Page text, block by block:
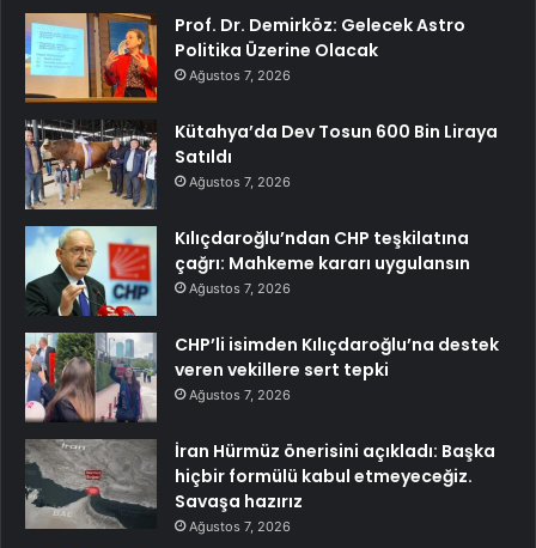
Prof. Dr. Demirköz: Gelecek Astro
Politika Üzerine Olacak
Ağustos 7, 2026
Kütahya’da Dev Tosun 600 Bin Liraya
Satıldı
Ağustos 7, 2026
Kılıçdaroğlu’ndan CHP teşkilatına
çağrı: Mahkeme kararı uygulansın
Ağustos 7, 2026
CHP’li isimden Kılıçdaroğlu’na destek
veren vekillere sert tepki
Ağustos 7, 2026
İran Hürmüz önerisini açıkladı: Başka
hiçbir formülü kabul etmeyeceğiz.
Savaşa hazırız
Ağustos 7, 2026